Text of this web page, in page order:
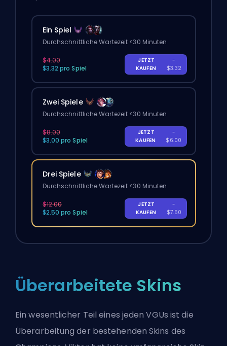
Ein Spiel
Durchschnittliche Wartezeit <30 Minuten
$4.00
$3.32 pro Spiel
JETZT
KAUFEN
-
$3.32
Zwei Spiele
Durchschnittliche Wartezeit <30 Minuten
$8.00
$3.00 pro Spiel
JETZT
KAUFEN
-
$6.00
Drei Spiele
Durchschnittliche Wartezeit <30 Minuten
$12.00
$2.50 pro Spiel
JETZT
KAUFEN
-
$7.50
Überarbeitete Skins
Ein wesentlicher Teil eines jeden VGUs ist die
Überarbeitung der bestehendenSkins des